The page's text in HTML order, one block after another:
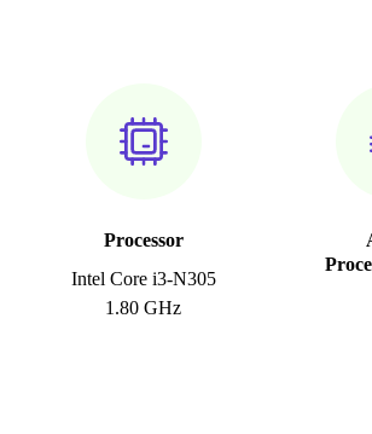
Processor
Intel Core i3-N305
1.80 GHz